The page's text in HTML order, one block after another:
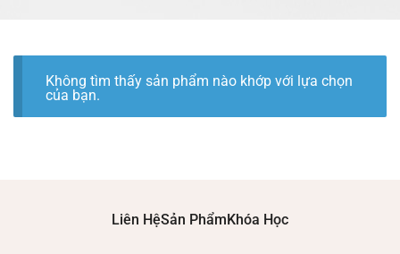
Không tìm thấy sản phẩm nào khớp với lựa chọn
của bạn.
Liên HệSản PhẩmKhóa Học